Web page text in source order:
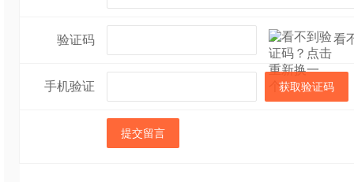
验证码 看
手机验证 获取验证码
提交留言